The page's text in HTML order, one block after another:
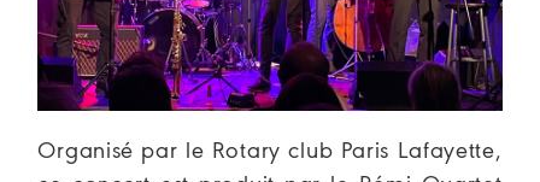
Organisé par le Rotary club Paris Lafayette,